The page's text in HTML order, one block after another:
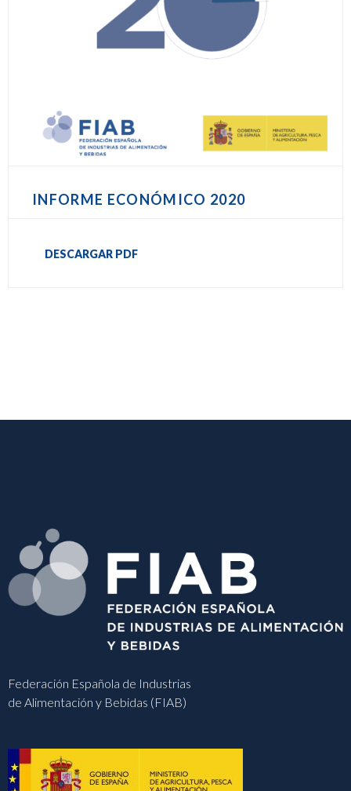
INFORME ECONÓMICO 2020
DESCARGAR PDF
Federación Española de Industrias
de Alimentación y Bebidas (FIAB)